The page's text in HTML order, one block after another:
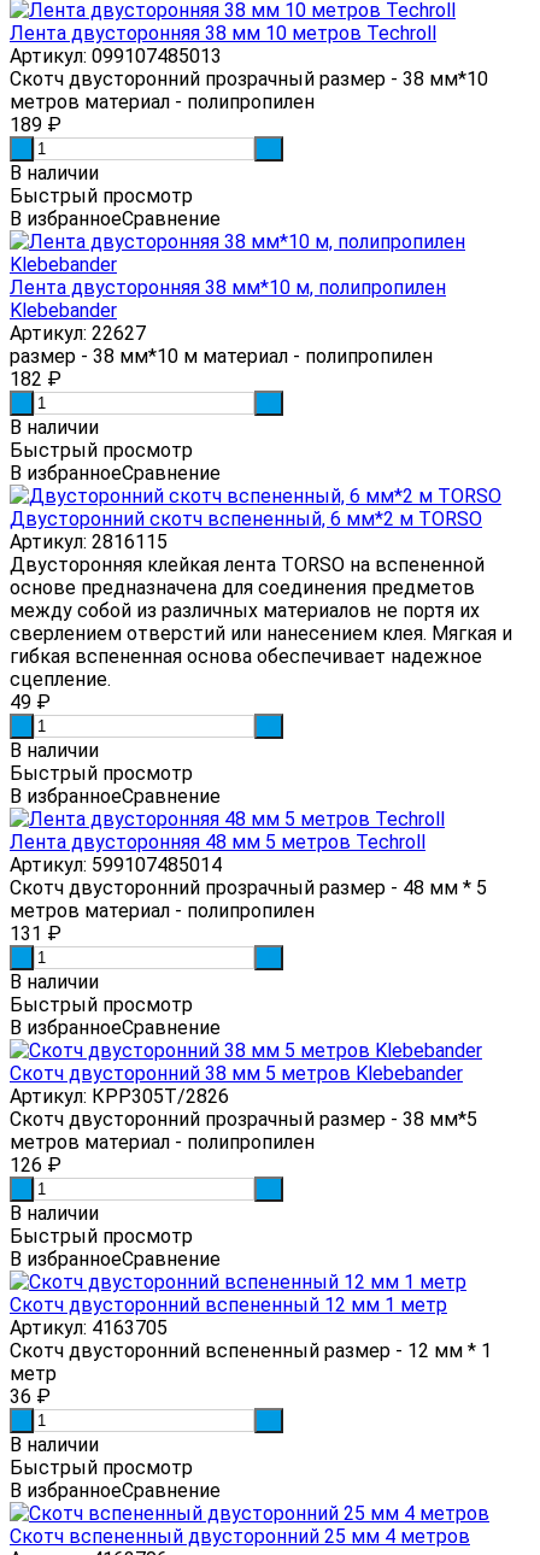
Лента двусторонняя 38 мм 10 метров Techroll
Артикул: 099107485013
Скотч двусторонний прозрачный размер - 38 мм*10
метров материал - полипропилен
189 ₽
В наличии
Быстрый просмотр
В избранноеСравнение
Лента двусторонняя 38 мм*10 м, полипропилен
Klebebander
Артикул: 22627
размер - 38 мм*10 м материал - полипропилен
182 ₽
В наличии
Быстрый просмотр
В избранноеСравнение
Двусторонний скотч вспененный, 6 мм*2 м TORSO
Артикул: 2816115
Двусторонняя клейкая лента TORSO на вспененной
основе предназначена для соединения предметов
между собой из различных материалов не портя их
сверлением отверстий или нанесением клея. Мягкая и
гибкая вспененная основа обеспечивает надежное
сцепление.
49 ₽
В наличии
Быстрый просмотр
В избранноеСравнение
Лента двусторонняя 48 мм 5 метров Techroll
Артикул: 599107485014
Скотч двусторонний прозрачный размер - 48 мм * 5
метров материал - полипропилен
131 ₽
В наличии
Быстрый просмотр
В избранноеСравнение
Скотч двусторонний 38 мм 5 метров Klebebander
Артикул: КРР305Т/2826
Скотч двусторонний прозрачный размер - 38 мм*5
метров материал - полипропилен
126 ₽
В наличии
Быстрый просмотр
В избранноеСравнение
Скотч двусторонний вспененный 12 мм 1 метр
Артикул: 4163705
Скотч двусторонний вспененный размер - 12 мм * 1
метр
36 ₽
В наличии
Быстрый просмотр
В избранноеСравнение
Скотч вспененный двусторонний 25 мм 4 метров